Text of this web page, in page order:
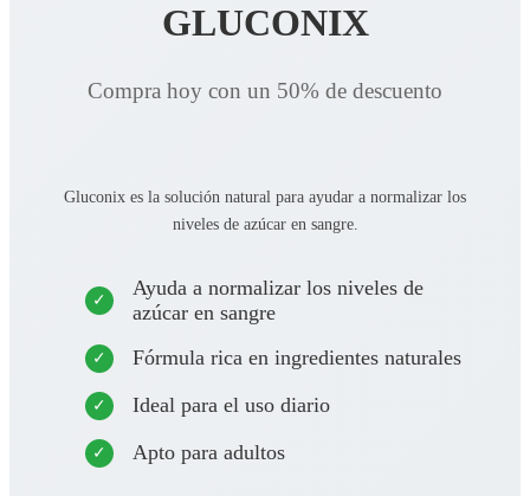
GLUCONIX
Compra hoy con un 50% de descuento
Gluconix es la solución natural para ayudar a normalizar los
niveles de azúcar en sangre.
Ayuda a normalizar los niveles de
azúcar en sangre
Fórmula rica en ingredientes naturales
Ideal para el uso diario
Apto para adultos